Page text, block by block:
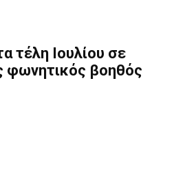
τέλη Ιουλίου σε
φωνητικός βοηθός